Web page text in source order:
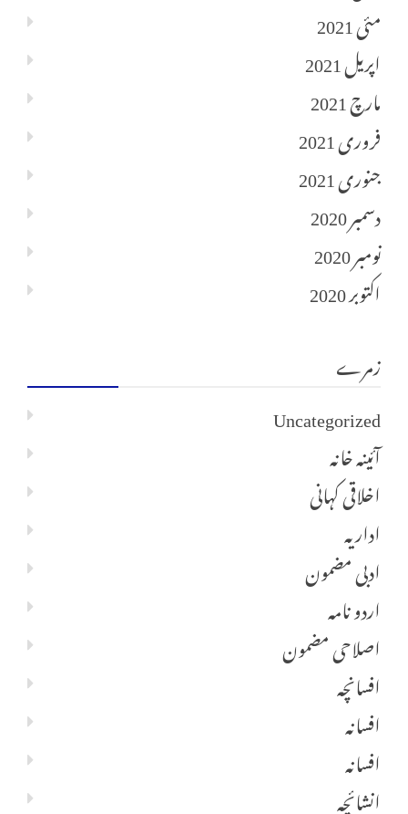
مئی 2021
اپریل 2021
مارچ 2021
فروری 2021
جنوری 2021
دسمبر 2020
نومبر 2020
اکتوبر 2020
زمرے
Uncategorized
آئینہ خانہ
اخلاقی کہانی
اداریہ
ادبی مضمون
اردو نامہ
اصلاحی مضمون
افسانچہ
افسانہ
افسانہ
انشائچہ